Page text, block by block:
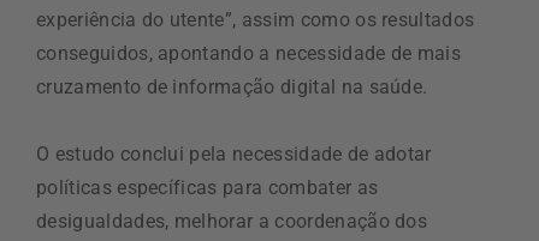
experiência do utente”, assim como os resultados
conseguidos, apontando a necessidade de mais
cruzamento de informação digital na saúde.
O estudo conclui pela necessidade de adotar
políticas específicas para combater as
desigualdades, melhorar a coordenação dos